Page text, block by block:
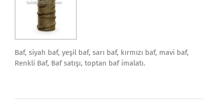
Baf, siyah baf, yeşil baf, sarı baf, kırmızı baf, mavi baf,
Renkli Baf, Baf satışı, toptan baf imalatı.